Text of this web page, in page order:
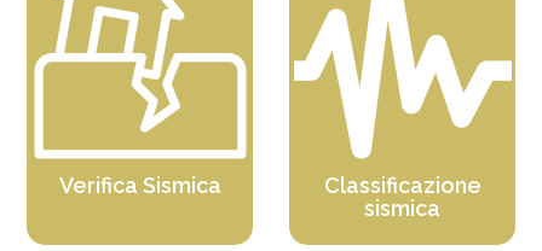
Verifica Sismica
Classificazione
sismica